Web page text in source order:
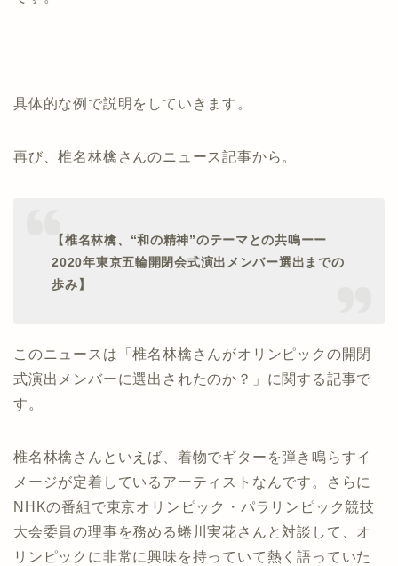
具体的な例で説明をしていきます。
再び、椎名林檎さんのニュース記事から。
【椎名林檎、“和の精神”のテーマとの共鳴ーー
2020年東京五輪開閉会式演出メンバー選出までの
歩み】
このニュースは「椎名林檎さんがオリンピックの開閉
式演出メンバーに選出されたのか？」に関する記事で
す。
椎名林檎さんといえば、着物でギターを弾き鳴らすイ
メージが定着しているアーティストなんです。さらに
NHKの番組で東京オリンピック・パラリンピック競技
大会委員の理事を務める蜷川実花さんと対談して、オ
リンピックに非常に興味を持っていて熱く語っていた